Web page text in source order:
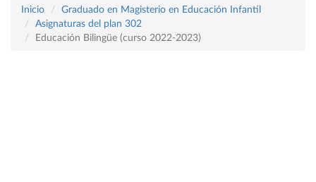
Inicio
Graduado en Magisterio en Educación Infantil
Asignaturas del plan 302
Educación Bilingüe (curso 2022-2023)